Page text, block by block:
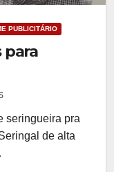
PUBLICITÁRIO
para
seringueira pra
de alta